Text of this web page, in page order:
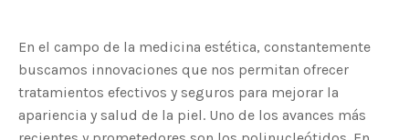
En el campo de la medicina estética, constantemente
buscamos innovaciones que nos permitan ofrecer
tratamientos efectivos y seguros para mejorar la
apariencia y salud de la piel. Uno de los avances más